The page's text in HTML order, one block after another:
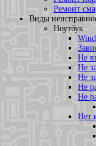
Ремонт
Виды
Ноутбук
Не
Не
Не
Не
Не
Нет